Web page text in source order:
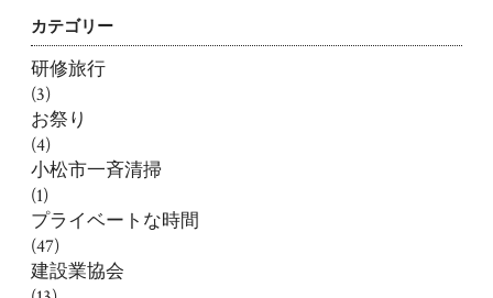
カテゴリー
研修旅行
(3)
お祭り
(4)
小松市一斉清掃
(1)
プライベートな時間
(47)
建設業協会